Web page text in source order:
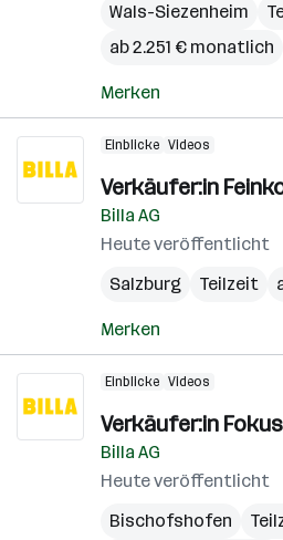
Wals-Siezenheim
ab 2.251 € monatlich
Merken
Einblicke Videos
Verkäufer:in
Billa AG
Heute veröffentlicht
Salzburg
Teilzeit
Merken
Einblicke Videos
Verkäufer:in
Billa AG
Heute veröffentlicht
Bischofshofen